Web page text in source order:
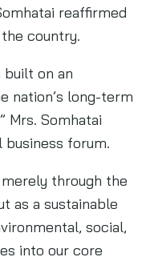
reaffirmed
country.
built on an
nation’s long-term
Mrs. Somhatai
forum.
through the
as a sustainable
social,
into our core